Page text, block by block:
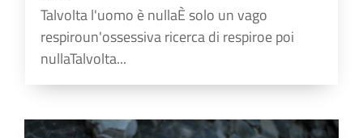
Talvolta l'uomo è nullaÈ solo un vago
respiroun'ossessiva ricerca di respiroe poi
nullaTalvolta...